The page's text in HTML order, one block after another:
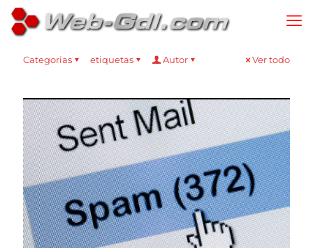
Categorias etiquetas Autor Ver todo